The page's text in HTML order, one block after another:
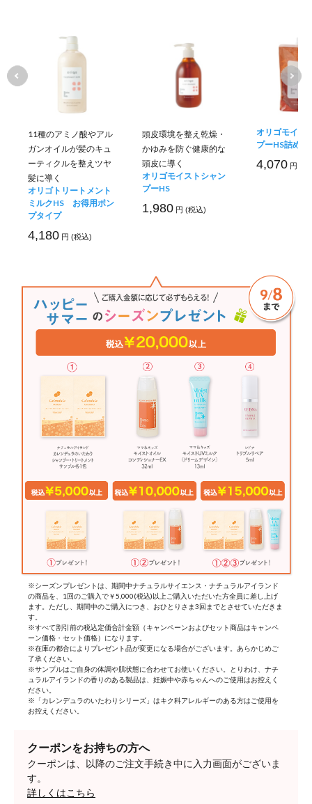
11種のアミノ酸やアル
ガンオイルが髪のキュ
ーティクルを整えツヤ
髪に導く
オリゴトリートメント
ミルクHS お得用ポン
プタイプ
4,180 円 (税込)
頭皮環境を整え乾燥・
かゆみを防ぐ健康的な
頭皮に導く
オリゴモイストシャン
プーHS
1,980 円 (税込)
オリゴモイス
プーHS詰め替
4,070 円 (税
※シーズンプレゼントは、期間中ナチュラルサイエンス・ナチュラルアイランド
の商品を、1回のご購入で￥5,000(税込)以上ご購入いただいた方全員に差し上げ
ます。ただし、期間中のご購入につき、おひとりさま3回までとさせていただきま
す。
※すべて割引前の税込定価合計金額（キャンペーンおよびセット商品はキャンペ
ーン価格・セット価格）になります。
※在庫の都合によりプレゼント品が変更になる場合がございます。あらかじめご
了承ください。
※サンプルはご自身の体調や肌状態に合わせてお使いください。とりわけ、ナチ
ュラルアイランドの香りのある製品は、妊娠中や赤ちゃんへのご使用はお控えく
ださい。
※「カレンデュラのいたわりシリーズ」はキク科アレルギーのある方はご使用を
お控えください。
クーポンをお持ちの方へ
クーポンは、以降のご注文手続き中に入力画面がございま
す。
詳しくはこちら